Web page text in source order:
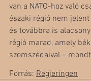
van a NATO-hoz való
északi régió nem
és továbbra is
régió marad, amely
szomszédaival –
Forrás: Regjeringen